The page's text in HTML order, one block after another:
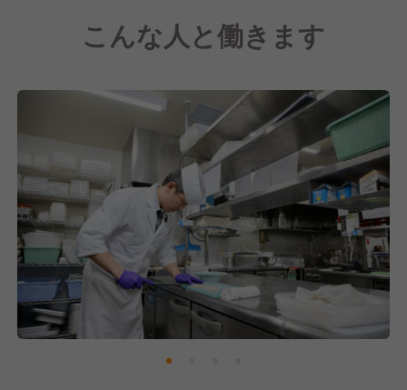
価格でご提供しております。
こんな人と働きます